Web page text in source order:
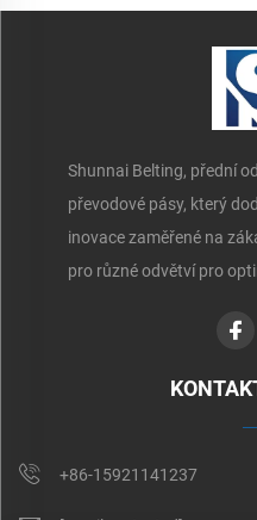
Shunnai Belting, přední
převodové pásy, který
inovace zaměřené na
pro různé odvětví pro
+86-15921141237